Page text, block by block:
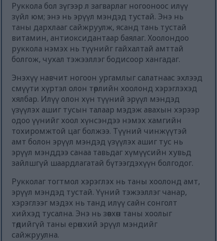
Руккола бол зүгээр л загварлаг ногооноос илүү
зүйл юм; энэ нь эрүүл мэндэд тустай. Энэ нь
таны дархлааг сайжруулж, ясанд тань тустай
витамин, антиоксидантаар баялаг. Хоолондоо
руккола нэмэх нь түүнийг гайхалтай амттай
болгож, чухал тэжээллэг бодисоор хангадаг.
Энэхүү навчит ногоон ургамлыг салатнаас эхлээд
смүүти хүртэл олон төрлийн хоолонд хэрэглэхэд
хялбар. Илүү олон хүн түүний эрүүл мэндэд
үзүүлэх ашиг тусын талаар мэдэж авахын хэрээр
одоо үүнийг хоол хүнсэндээ нэмэх хамгийн
тохиромжтой цаг болжээ. Түүний чинжүүтэй
амт болон эрүүл мэндэд үзүүлэх ашиг тус нь
эрүүл мэнддээ санаа тавьдаг хүмүүсийн хувьд
зайлшгүй шаардлагатай бүтээгдэхүүн болгодог.
Рукколаг тогтмол хэрэглэх нь таны хоолонд амт,
эрүүл мэндэд тустай. Үүний тэжээллэг чанар,
хэрэглээг мэдэх нь танд илүү сайн сонголт
хийхэд тусална. Энэ нь зөвхөн таны хоолыг
төдийгүй таны ерөнхий эрүүл мэндийг
сайжруулна.